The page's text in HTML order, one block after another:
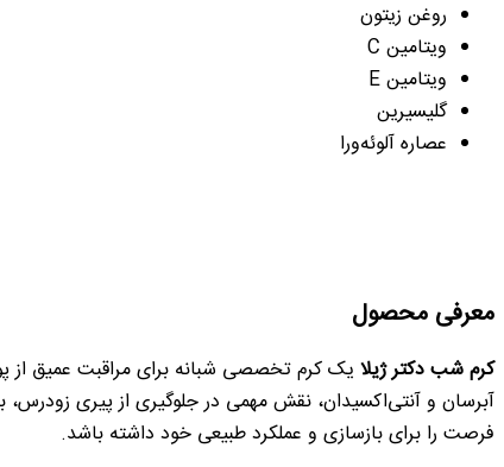
روغن زیتون
ویتامین C
ویتامین E
گلیسیرین
عصاره آلوئه‌ورا
معرفی محصول
کرم شب دکتر ژیلا یک کرم تخصصی شبانه برای مراقبت عمیق از
آبرسان و آنتی‌اکسیدان، نقش مهمی در جلوگیری از پیری
فرصت را برای بازسازی و عملکرد طبیعی خود داشته باشد.